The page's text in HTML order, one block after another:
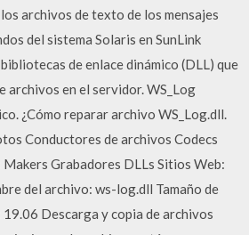
archivos de texto de los mensajes
del sistema Solaris en SunLink
de enlace dinámico (DLL) que
archivos en el servidor. WS_Log
¿Cómo reparar archivo WS_Log.dll.
Conductores de archivos Codecs
Grabadores DLLs Sitios Web:
del archivo: ws-log.dll Tamaño de
19.06 Descarga y copia de archivos